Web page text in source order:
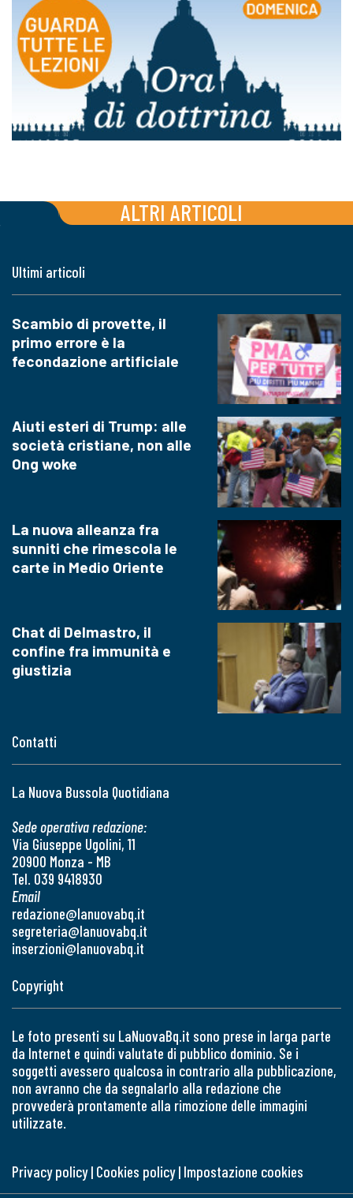
ALTRI ARTICOLI
Contatti
La Nuova Bussola Quotidiana
Sede operativa redazione:
Via Giuseppe Ugolini, 11
20900 Monza - MB
Tel. 039 9418930
Email
redazione@lanuovabq.it
segreteria@lanuovabq.it
inserzioni@lanuovabq.it
Ultimi articoli
Scambio di provette, il
primo errore è la
fecondazione artificiale
Aiuti esteri di Trump: alle
società cristiane, non alle
Ong woke
La nuova alleanza fra
sunniti che rimescola le
carte in Medio Oriente
Chat di Delmastro, il
confine fra immunità e
giustizia
Copyright
Le foto presenti su LaNuovaBq.it sono prese in larga parte
da Internet e quindi valutate di pubblico dominio. Se i
soggetti avessero qualcosa in contrario alla pubblicazione,
non avranno che da segnalarlo alla redazione che
provvederà prontamente alla rimozione delle immagini
utilizzate.
Privacy policy| Cookies policy| Impostazione cookies